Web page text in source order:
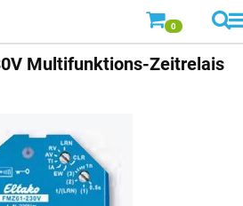
0
Multifunktions-Zeitrelais